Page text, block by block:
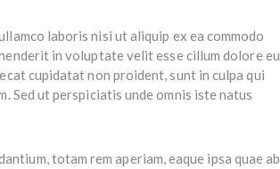
laboris nisi ut aliquip ex ea commodo
in voluptate velit esse cillum dolore eu
cupidatat non proident, sunt in culpa qui
Sed ut perspiciatis unde omnis iste natus
totam rem aperiam, eaque ipsa quae ab